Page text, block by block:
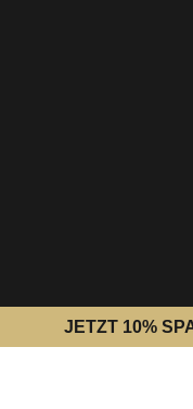
JETZT 10%